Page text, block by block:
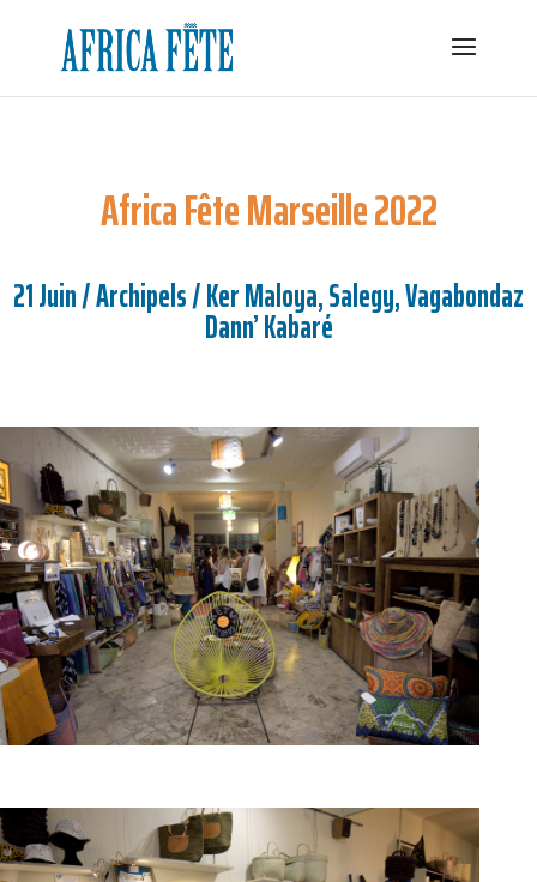
Africa Fête Marseille 2022
21 Juin / Archipels / Ker Maloya, Salegy, Vagabondaz
Dann’ Kabaré